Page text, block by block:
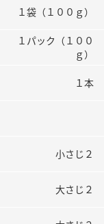
１袋（１００ｇ）
１パック（１００
ｇ）
１本
小さじ２
大さじ２